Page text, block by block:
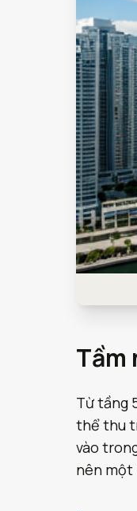
Tầm
Từ tầng
thể thu
vào
nên một